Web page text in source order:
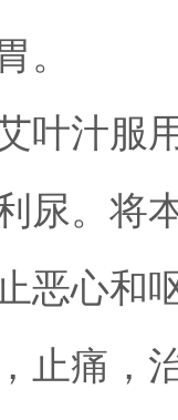
。
叶汁服
尿。将
恶心和
止痛，